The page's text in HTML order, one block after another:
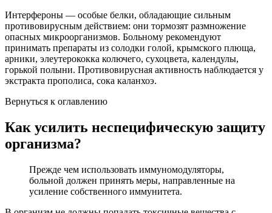
Интерфероны — особые белки, обладающие сильным
противовирусным действием: они тормозят размножение
опасных микроорганизмов. Больному рекомендуют
принимать препараты из солодки голой, крымского плюща,
арники, элеутерококка колючего, сухоцвета, календулы,
горькой полыни. Противовирусная активность наблюдается у
экстракта прополиса, сока каланхоэ.
Вернуться к оглавлению
Как усилить неспецифическую защиту
организма?
Прежде чем использовать иммуномодуляторы,
больной должен принять меры, направленные на
усиление собственного иммунитета.